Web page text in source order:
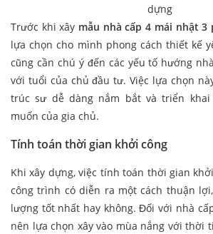
dựng
Trước khi xây mẫu nhà cấp 4 mái nhật 3
lựa chọn cho mình phong cách thiết kế
cũng cần chú ý đến các yếu tố hướng
với tuổi của chủ đầu tư. Việc lựa chọn
trúc sư dễ dàng nắm bắt và triển
muốn của gia chủ.
Tính toán thời gian khởi công
Khi xây dựng, việc tính toán thời gian
công trình có diễn ra một cách thuận
lượng tốt nhất hay không. Đối với nhà
nên lựa chọn xây vào mùa nắng với thời